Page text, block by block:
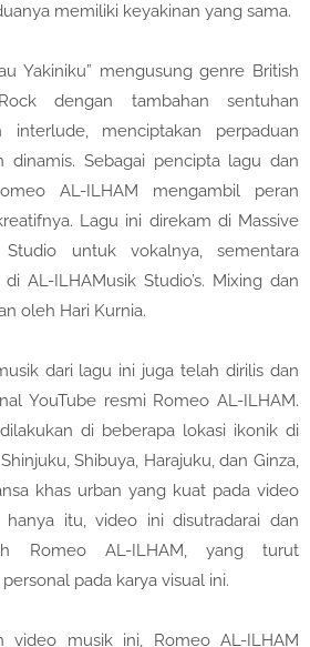
memiliki keyakinan yang sama.
Yakiniku” mengusung genre British
dengan tambahan sentuhan
menciptakan perpaduan
dinamis. Sebagai pencipta lagu dan
AL-ILHAM mengambil peran
Lagu ini direkam di Massive
Studio untuk vokalnya, sementara
AL-ILHAMusik Studio’s. Mixing dan
oleh Hari Kurnia.
dari lagu ini juga telah dirilis dan
YouTube resmi Romeo AL-ILHAM.
di beberapa lokasi ikonik di
Shibuya, Harajuku, dan Ginza,
khas urban yang kuat pada video
itu, video ini disutradarai dan
Romeo AL-ILHAM, yang turut
pada karya visual ini.
video musik ini, Romeo AL-ILHAM